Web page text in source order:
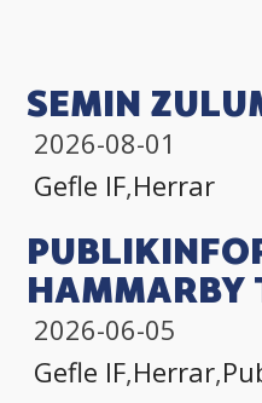
SEMIN
2026-08-01
Gefle IF,Herrar
2026-06-05
Gefle IF,Herrar,